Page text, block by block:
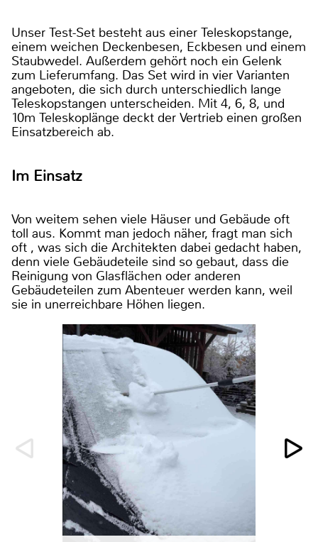
Unser Test-Set besteht aus einer Teleskopstange,
einem weichen Deckenbesen, Eckbesen und einem
Staubwedel. Außerdem gehört noch ein Gelenk
zum Lieferumfang. Das Set wird in vier Varianten
angeboten, die sich durch unterschiedlich lange
Teleskopstangen unterscheiden. Mit 4, 6, 8, und
10m Teleskoplänge deckt der Vertrieb einen großen
Einsatzbereich ab.
Im Einsatz
Von weitem sehen viele Häuser und Gebäude oft
toll aus. Kommt man jedoch näher, fragt man sich
oft , was sich die Architekten dabei gedacht haben,
denn viele Gebäudeteile sind so gebaut, dass die
Reinigung von Glasflächen oder anderen
Gebäudeteilen zum Abenteuer werden kann, weil
sie in unerreichbare Höhen liegen.